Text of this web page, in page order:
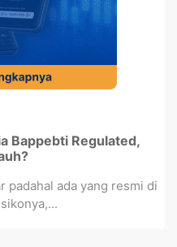
Bappebti Regulated,
padahal ada yang resmi di